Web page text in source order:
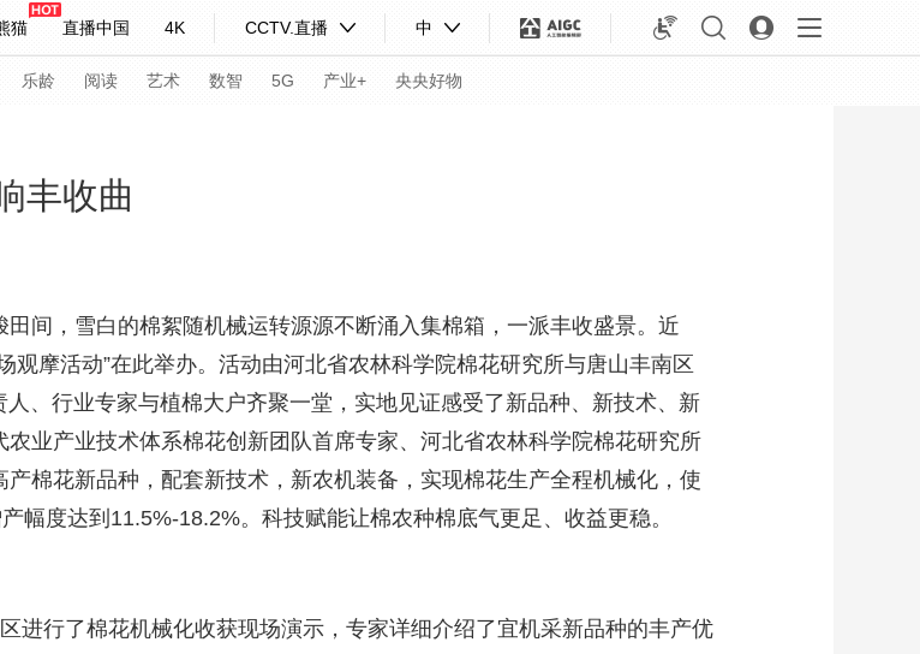
猫 直播中国 4K CCTV.直播 中
天学习
乐龄 阅读 艺术 数智 5G 产业+ 央央好物
评 央视网评 光华锐评 锋面
专区 全景新闻
人生第二次
中超 国足 国际足球 网球 综合体育 亚冬会
冰雪道路 足球道路
智敬中国 全民健康 颜选攻略 海洋 时尚 天气 才艺 网展 央央好物
丰收曲
，雪白的棉絮随机械运转源源不断涌入集棉箱，一派丰收盛景。近
观摩活动”在此举办。活动由河北省农林科学院棉花研究所与唐山丰南区
、行业专家与植棉大户齐聚一堂，实地见证感受了新品种、新技术、新
业产业技术体系棉花创新团队首席专家、河北省农林科学院棉花研究所
棉花新品种，配套新技术，新农机装备，实现棉花生产全程机械化，使
幅度达到11.5%-18.2%。科技赋能让棉农种棉底气更足、收益更稳。
行了棉花机械化收获现场演示，专家详细介绍了宜机采新品种的丰产优